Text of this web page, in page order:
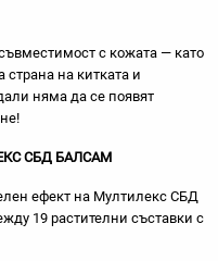
с кожата — като
страна на китката и
няма да се появят
СБД БАЛСАМ
ефект на Мултилекс СБД
19 растителни съставки с